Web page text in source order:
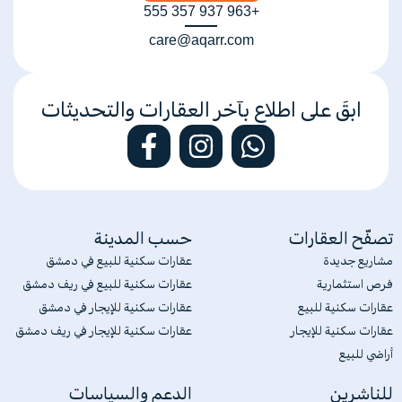
+963 937 357 555
care@aqarr.com
ابقَ على اطلاع بآخر العقارات والتحديثات
تصفّح العقارات
مشاريع جديدة
فرص استثمارية
عقارات سكنية للبيع
عقارات سكنية للإيجار
أراضي للبيع
حسب المدينة
عقارات سكنية للبيع في دمشق
عقارات سكنية للبيع في ريف دمشق
عقارات سكنية للإيجار في دمشق
عقارات سكنية للإيجار في ريف دمشق
للناشرين الدعم والسياسات